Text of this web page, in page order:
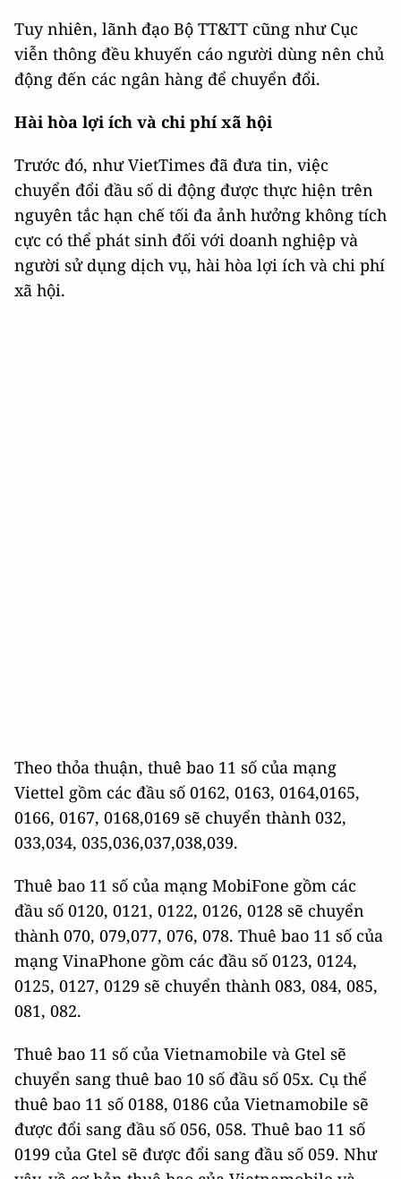
Tuy nhiên, lãnh đạo Bộ TT&TT cũng như Cục
viễn thông đều khuyến cáo người dùng nên chủ
động đến các ngân hàng để chuyển đổi.
Hài hòa lợi ích và chi phí xã hội
Trước đó, như VietTimes đã đưa tin, việc
chuyển đổi đầu số di động được thực hiện trên
nguyên tắc hạn chế tối đa ảnh hưởng không tích
cực có thể phát sinh đối với doanh nghiệp và
người sử dụng dịch vụ, hài hòa lợi ích và chi phí
xã hội.
Theo thỏa thuận, thuê bao 11 số của mạng
Viettel gồm các đầu số 0162, 0163, 0164,0165,
0166, 0167, 0168,0169 sẽ chuyển thành 032,
033,034, 035,036,037,038,039.
Thuê bao 11 số của mạng MobiFone gồm các
đầu số 0120, 0121, 0122, 0126, 0128 sẽ chuyển
thành 070, 079,077, 076, 078. Thuê bao 11 số của
mạng VinaPhone gồm các đầu số 0123, 0124,
0125, 0127, 0129 sẽ chuyển thành 083, 084, 085,
081, 082.
Thuê bao 11 số của Vietnamobile và Gtel sẽ
chuyển sang thuê bao 10 số đầu số 05x. Cụ thể
thuê bao 11 số 0188, 0186 của Vietnamobile sẽ
được đổi sang đầu số 056, 058. Thuê bao 11 số
0199 của Gtel sẽ được đổi sang đầu số 059. Như